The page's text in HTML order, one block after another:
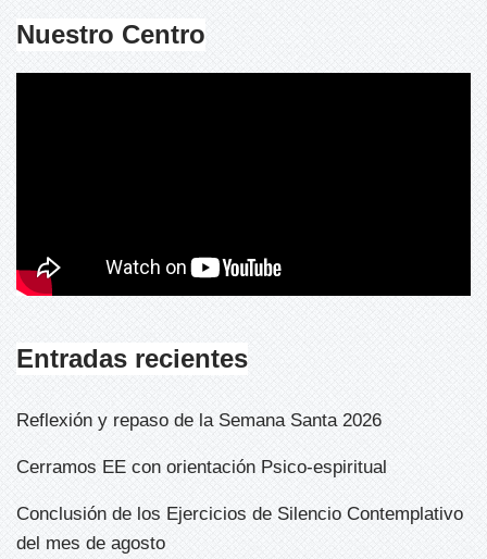
Nuestro Centro
Entradas recientes
Reflexión y repaso de la Semana Santa 2026
Cerramos EE con orientación Psico-espiritual
Conclusión de los Ejercicios de Silencio Contemplativo
del mes de agosto